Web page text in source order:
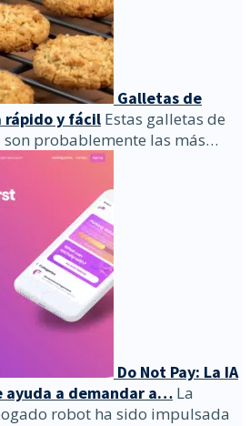
Galletas de
rápido y fácil Estas galletas de
son probablemente las más…
Do Not Pay: La IA
ayuda a demandar a… La
robot ha sido impulsada